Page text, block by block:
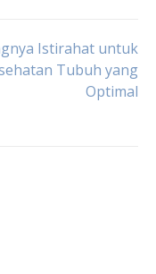
Istirahat untuk
Tubuh yang
Optimal